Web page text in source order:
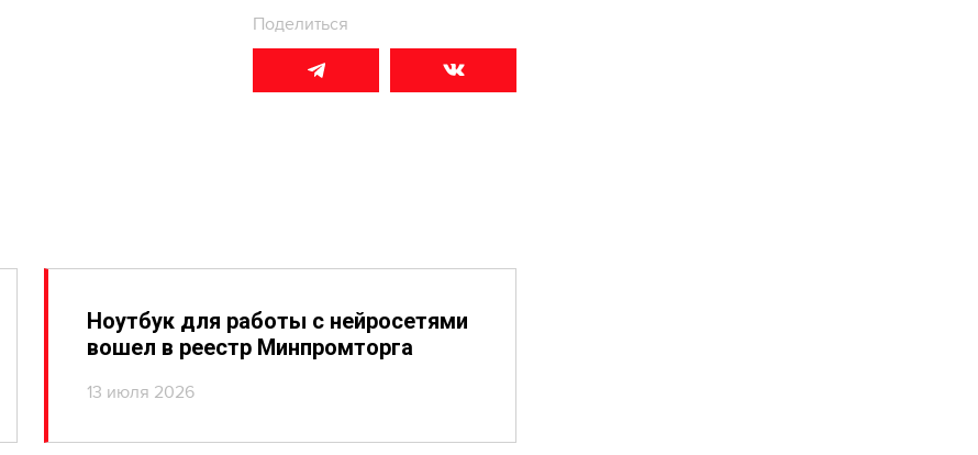
Поделиться
Ноутбук для работы с нейросетями
вошел в реестр Минпромторга
13 июля 2026